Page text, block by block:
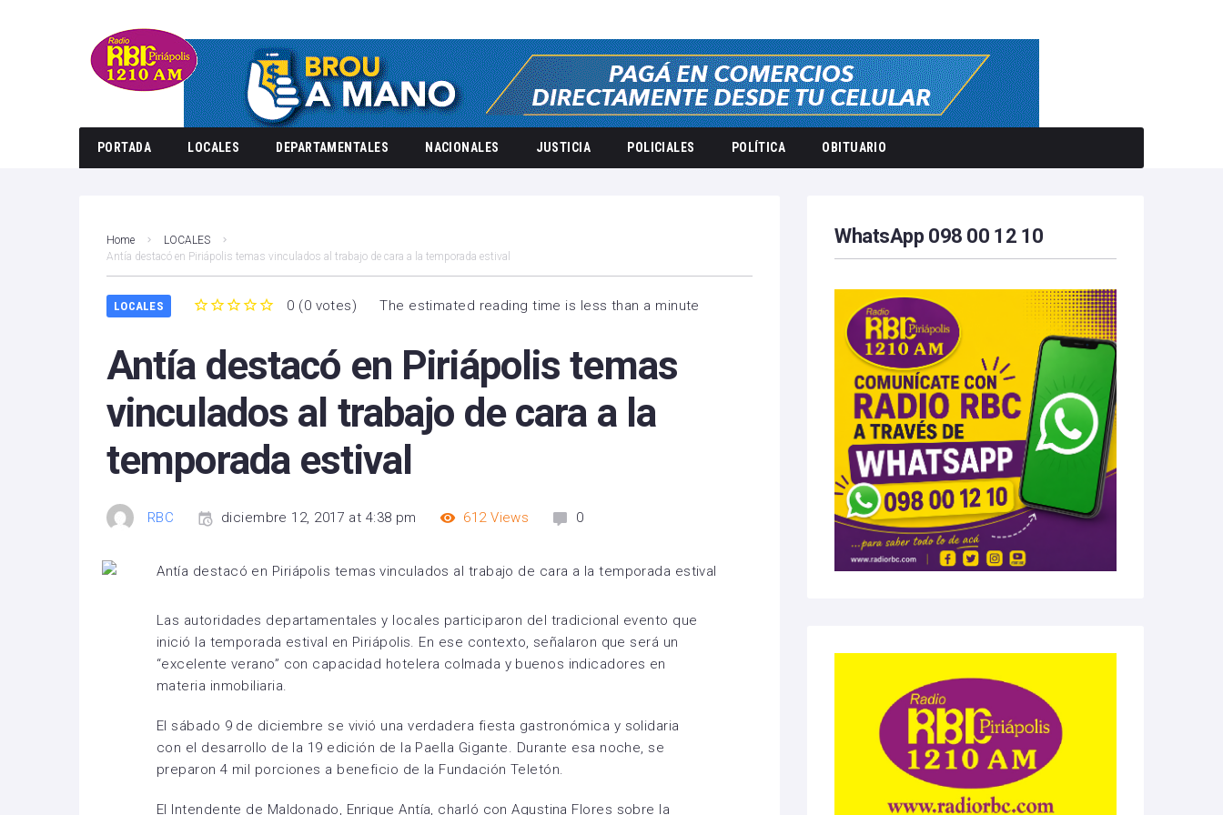
PORTADA LOCALES DEPARTAMENTALES NACIONALES JUSTICIA POLICIALES POLÍTICA OBITUARIO
Home
LOCALES
Antía destacó en Piriápolis temas vinculados al trabajo de cara a la temporada estival
LOCALES 0 (0 votes) The estimated reading time is less than a minute
Antía destacó en Piriápolis temas
vinculados al trabajo de cara a la
temporada estival
RBC diciembre 12, 2017 at 4:38 pm 612 Views 0
Las autoridades departamentales y locales participaron del tradicional evento que
inició la temporada estival en Piriápolis. En ese contexto, señalaron que será un
“excelente verano” con capacidad hotelera colmada y buenos indicadores en
materia inmobiliaria.
El sábado 9 de diciembre se vivió una verdadera fiesta gastronómica y solidaria
con el desarrollo de la 19 edición de la Paella Gigante. Durante esa noche, se
preparon 4 mil porciones a beneficio de la Fundación Teletón.
El Intendente de Maldonado, Enrique Antía, charló con Agustina Flores sobre la
WhatsApp 098 00 12 10